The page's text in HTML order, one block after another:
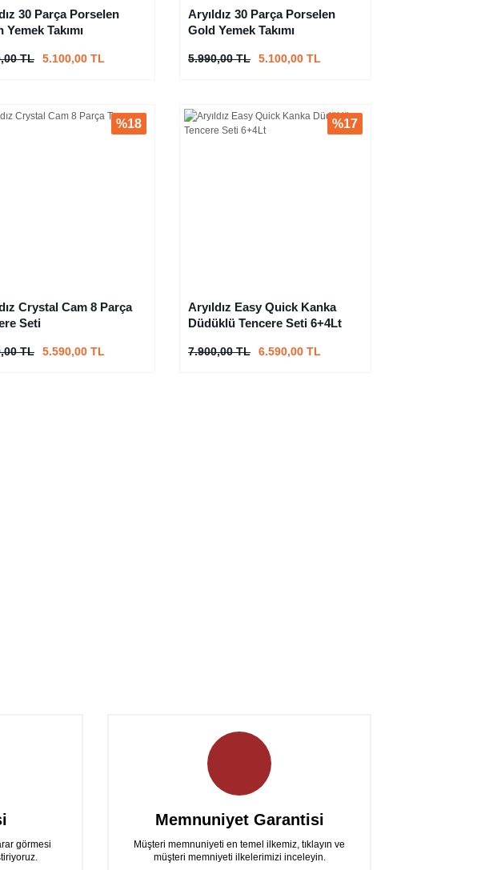
30 Parça Porselen
Yemek Takımı
TL 5.100,00 TL
Aryıldız 30 Parça Porselen
Gold Yemek Takımı
5.990,00 TL 5.100,00 TL
%18
Crystal Cam 8 Parça
Seti
TL 5.590,00 TL
%17
Aryıldız Easy Quick Kanka
Düdüklü Tencere Seti 6+4Lt
7.900,00 TL 6.590,00 TL
görmesi
Memnuniyet Garantisi
Müşteri memnuniyeti en temel ilkemiz, tıklayın ve
müşteri memniyeti ilkelerimizi inceleyin.